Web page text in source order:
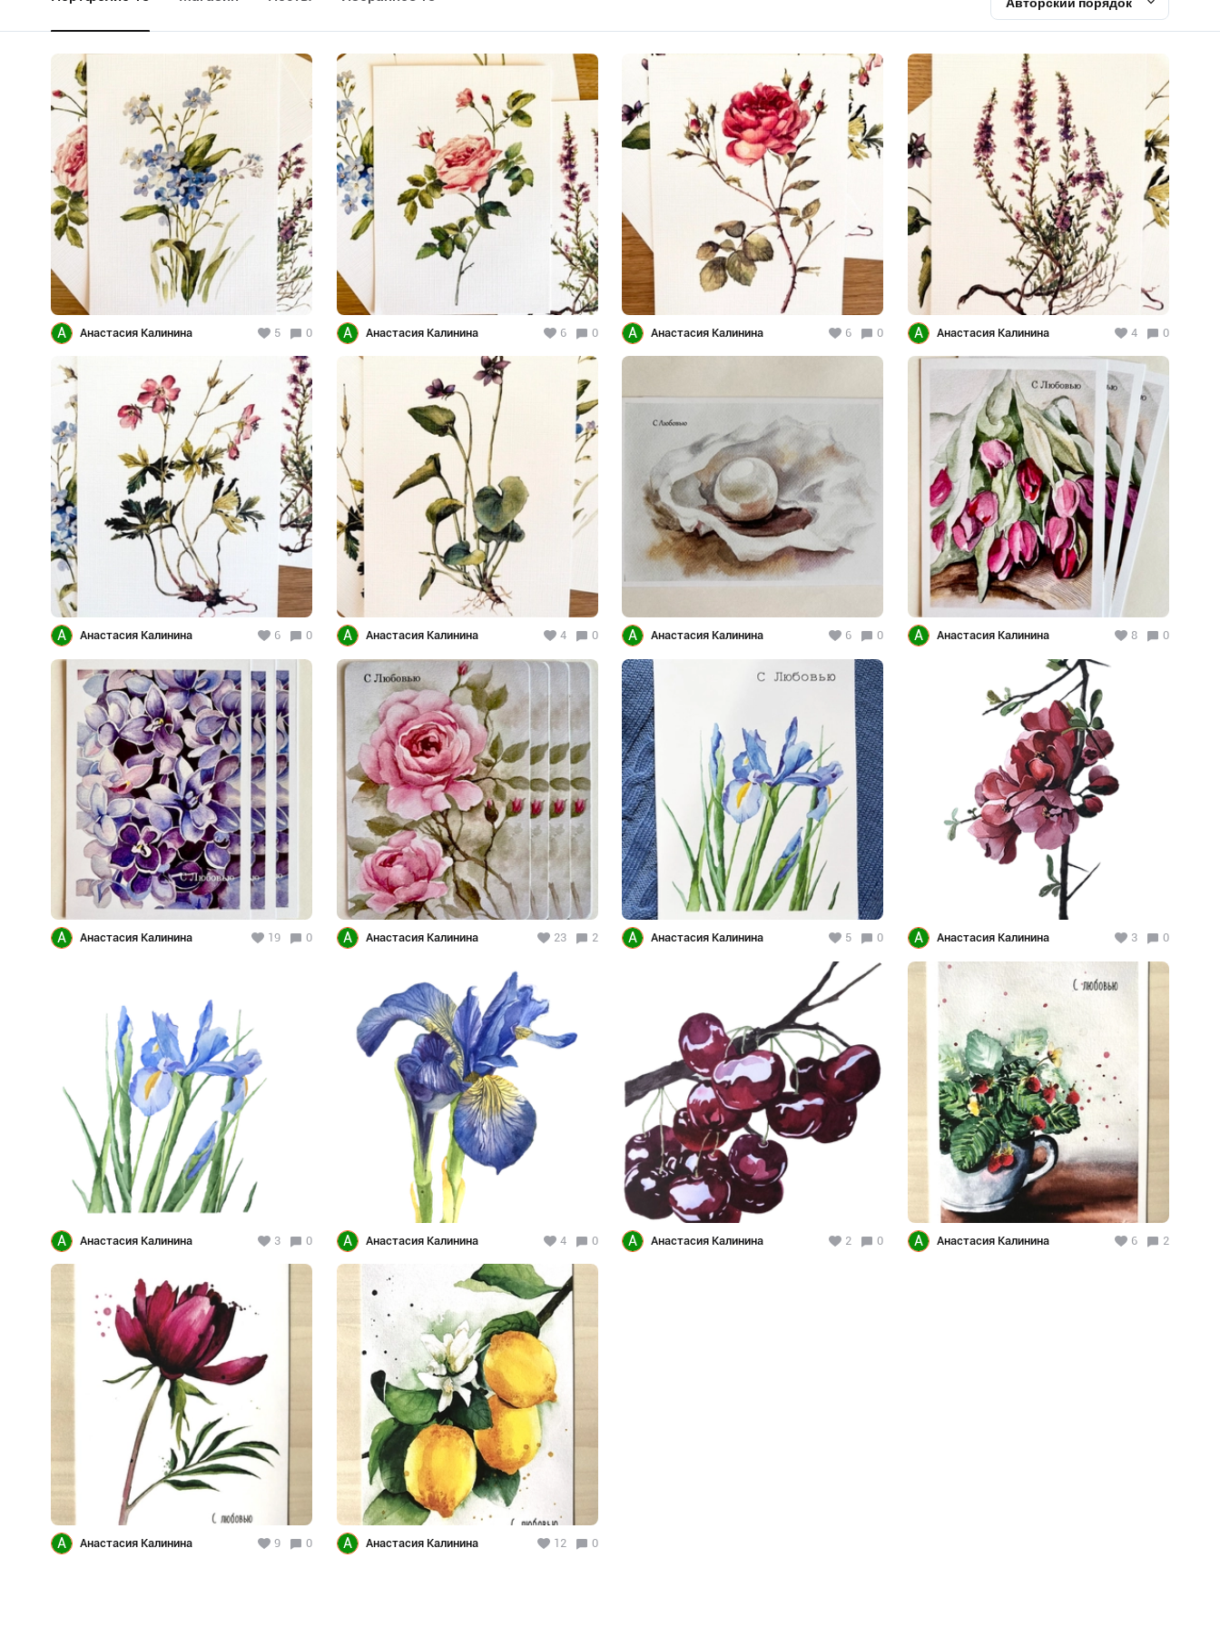
А Анастасия Калинина 5 0 А Анастасия Калинина 6 0 А Анастасия Калинина 6 0 А Анастасия Калинина 4 0
А Анастасия Калинина 6 0 А Анастасия Калинина 4 0 А Анастасия Калинина 6 0 А Анастасия Калинина 8 0
А Анастасия Калинина 19 0 А Анастасия Калинина 23 2 А Анастасия Калинина 5 0 А Анастасия Калинина 3 0
А Анастасия Калинина 3 0 А Анастасия Калинина 4 0 А Анастасия Калинина 2 0 А Анастасия Калинина 6 2
А Анастасия Калинина 9 0 А Анастасия Калинина 12 0